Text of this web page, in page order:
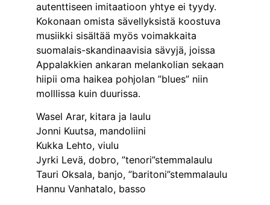
autenttiseen imitaatioon yhtye ei tyydy.
Kokonaan omista sävellyksistä koostuva
musiikki sisältää myös voimakkaita
suomalais-skandinaavisia sävyjä, joissa
Appalakkien ankaran melankolian sekaan
hiipii oma haikea pohjolan ”blues” niin
molllissa kuin duurissa.
Wasel Arar, kitara ja laulu
Jonni Kuutsa, mandoliini
Kukka Lehto, viulu
Jyrki Levä, dobro, ”tenori”stemmalaulu
Tauri Oksala, banjo, ”baritoni”stemmalaulu
Hannu Vanhatalo, basso